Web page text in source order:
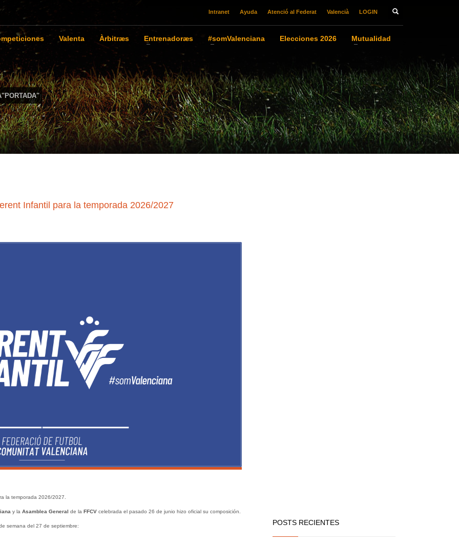
Intranet Ayuda Atenció al Federat Valencià LOGIN
Valenta Àrbitræs Entrenadoræs #somValenciana Elecciones 2026 Mutualidad
Infantil para la temporada 2026/2027
la temporada 2026/2027.
y la Asamblea General de la FFCVcelebrada el pasado 26 de junio hizo oficial su composición.
semana del 27 de septiembre: POSTS RECIENTES